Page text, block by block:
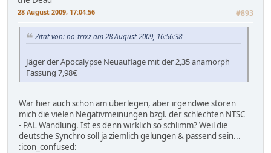
28 August 2009, 17:04:56 #893
Zitat von: no-trixz am 28 August 2009, 16:56:38
Jäger der Apocalypse Neuauflage mit der 2,35 anamorph
Fassung 7,98€
War hier auch schon am überlegen, aber irgendwie stören
mich die vielen Negativmeinungen bzgl. der schlechten NTSC
- PAL Wandlung. Ist es denn wirklich so schlimm? Weil die
deutsche Synchro soll ja ziemlich gelungen & passend sein...
:icon_confused: